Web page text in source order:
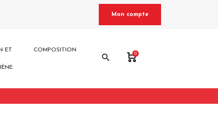
Mon compte
ET COMPOSITION
search 0